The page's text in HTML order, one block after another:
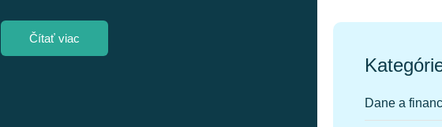
Čítať viac
Dane a